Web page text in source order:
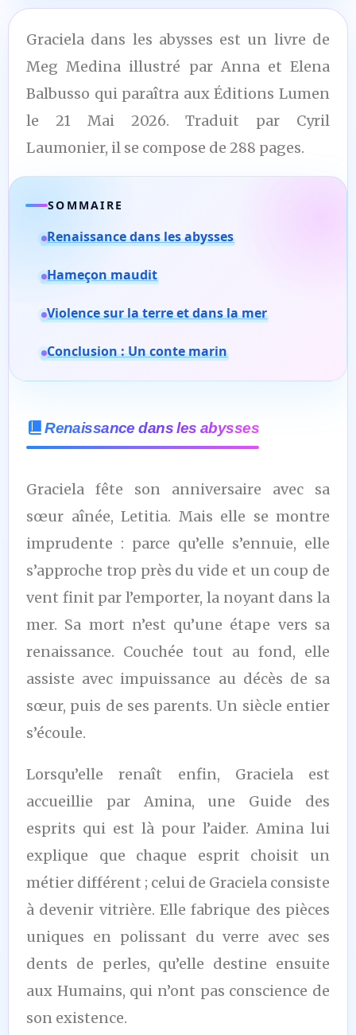
Graciela dans les abysses est un livre de
Meg Medina illustré par Anna et Elena
Balbusso qui paraîtra aux Éditions Lumen
le 21 Mai 2026. Traduit par Cyril
Laumonier, il se compose de 288 pages.
SOMMAIRE
Renaissance dans les abysses
Hameçon maudit
Violence sur la terre et dans la mer
Conclusion : Un conte marin
Renaissance dans les abysses
Graciela fête son anniversaire avec sa
sœur aînée, Letitia. Mais elle se montre
imprudente : parce qu’elle s’ennuie, elle
s’approche trop près du vide et un coup de
vent finit par l’emporter, la noyant dans la
mer. Sa mort n’est qu’une étape vers sa
renaissance. Couchée tout au fond, elle
assiste avec impuissance au décès de sa
sœur, puis de ses parents. Un siècle entier
s’écoule.
Lorsqu’elle renaît enfin, Graciela est
accueillie par Amina, une Guide des
esprits qui est là pour l’aider. Amina lui
explique que chaque esprit choisit un
métier différent ; celui de Graciela consiste
à devenir vitrière. Elle fabrique des pièces
uniques en polissant du verre avec ses
dents de perles, qu’elle destine ensuite
aux Humains, qui n’ont pas conscience de
son existence.